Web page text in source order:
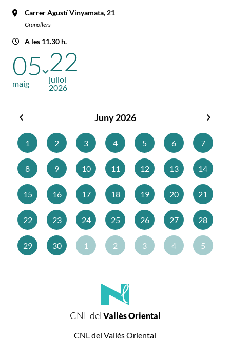
Carrer Agustí Vinyamata, 21
Granollers
A les 11.30 h.
05
maig
22
juliol
2026
Juny 2026
1
2 3 4 5 6 7
8 9 10 11 12 13 14
15 16 17 18 19 20 21
22 23 24 25 26 27 28
29 30 1 2 3 4 5
CNL del Vallès Oriental
CNL del Vallès Oriental